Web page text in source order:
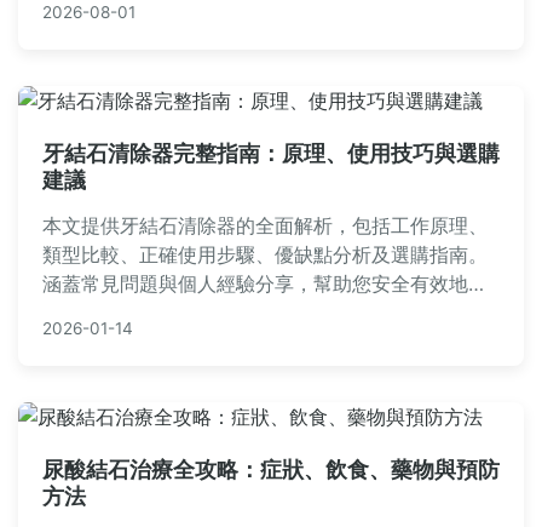
明智飲食選擇。
2026-08-01
牙結石清除器完整指南：原理、使用技巧與選購
建議
本文提供牙結石清除器的全面解析，包括工作原理、
類型比較、正確使用步驟、優缺點分析及選購指南。
涵蓋常見問題與個人經驗分享，幫助您安全有效地在
2026-01-14
尿酸結石治療全攻略：症狀、飲食、藥物與預防
方法